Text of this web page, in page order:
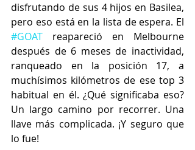
disfrutando de sus 4 hijos en Basilea,
#GOAT reapareció en Melbourne
después de 6 meses de inactividad,
ranqueado en la posición 17, a
muchísimos kilómetros de ese top 3
habitual en él. ¿Qué significaba eso?
Un largo camino por recorrer. Una
llave más complicada. ¡Y seguro que
lo fue!